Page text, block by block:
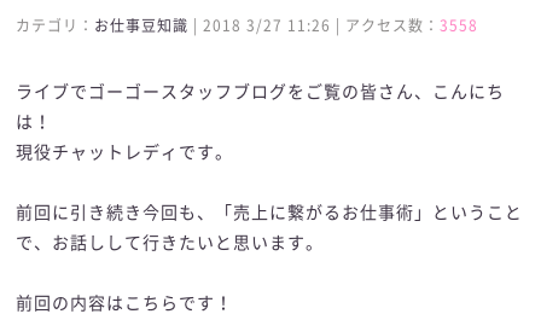
カテゴリ： お仕事豆知識 | 2018 3/27 11:26 | アクセス数： 3558
ライブでゴーゴースタッフブログをご覧の皆さん、こんにち
は！
現役チャットレディです。
前回に引き続き今回も、「売上に繋がるお仕事術」ということ
で、お話しして行きたいと思います。
前回の内容はこちらです！